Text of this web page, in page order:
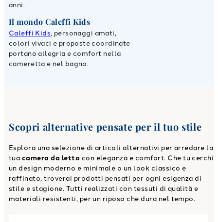
anni.
Il mondo Caleffi Kids
Caleffi Kids, personaggi amati,
colori vivaci e proposte coordinate
portano allegria e comfort nella
cameretta e nel bagno.
Scopri alternative pensate per il tuo stile
Esplora una selezione di articoli alternativi per arredare la
tua camera da letto con eleganza e comfort. Che tu cerchi
un design moderno e minimale o un look classico e
raffinato, troverai prodotti pensati per ogni esigenza di
stile e stagione. Tutti realizzati con tessuti di qualità e
materiali resistenti, per un riposo che dura nel tempo.